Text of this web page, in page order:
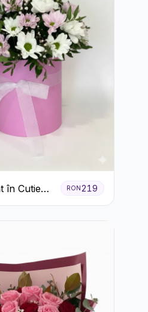
în Cutie
RON219